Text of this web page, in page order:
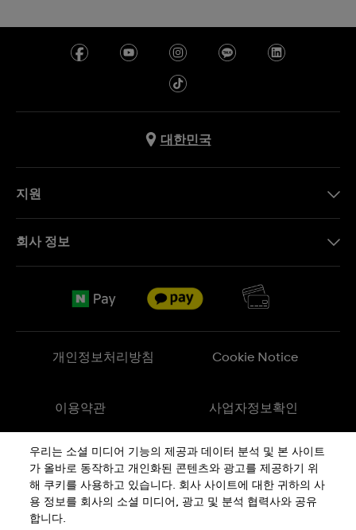
대한민국
지원
반품 정책
회사 정보
Sitemap
개인정보처리방침 Cookie Notice
이용약관 사업자정보확인
메이드 인 스위스
상호 : 스와치그룹코리아(주) | 대표 : STEPHEN DAMON DE LUCCHI
사업자등록번호: 220-81-01107
주소 : 서울특별시 서대문구
우리는 소셜 미디어 기능의 제공과 데이터 분석 및 본 사이트
가 올바로 동작하고 개인화된 콘텐츠와 광고를 제공하기 위
해 쿠키를 사용하고 있습니다. 회사 사이트에 대한 귀하의 사
용 정보를 회사의 소셜 미디어, 광고 및 분석 협력사와 공유
합니다.